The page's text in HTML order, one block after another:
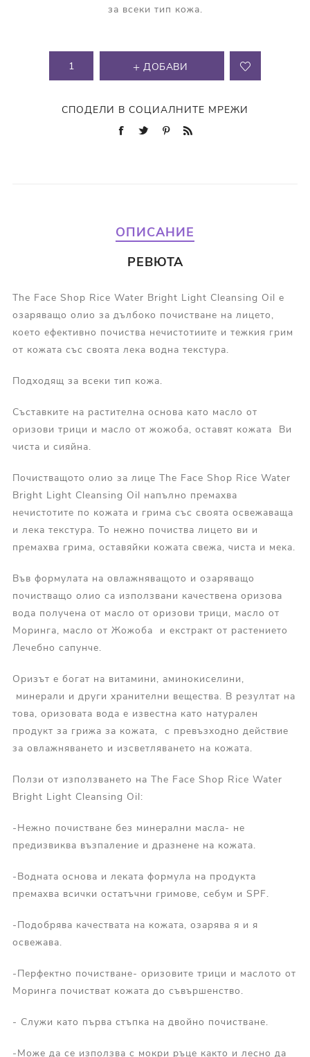
за всеки тип кожа.
ДОБАВИ
СПОДЕЛИ В СОЦИАЛНИТЕ МРЕЖИ
ОПИСАНИЕ
РЕВЮТА
The Face Shop Rice Water Bright Light Cleansing Oil е
озаряващо олио за дълбоко почистване на лицето,
което ефективно почиства нечистотиите и тежкия грим
от кожата със своята лека водна текстура.
Подходящ за всеки тип кожа.
Съставките на растителна основа като масло от
оризови трици и масло от жожоба, оставят кожата Ви
чиста и сияйна.
Почистващото олио за лице The Face Shop Rice Water
Bright Light Cleansing Oil напълно премахва
нечистотите по кожата и грима със своята освежаваща
и лека текстура. То нежно почиства лицето ви и
премахва грима, оставяйки кожата свежа, чиста и мека.
Във формулата на овлажняващото и озаряващо
почистващо олио са използвани качествена оризова
вода получена от масло от оризови трици, масло от
Моринга, масло от Жожоба и екстракт от растението
Лечебно сапунче.
Оризът е богат на витамини, аминокиселини,
минерали и други хранителни вещества. В резултат на
това, оризовата вода е известна като натурален
продукт за грижа за кожата, с превъзходно действие
за овлажняването и изсветляването на кожата.
Ползи от използването на The Face Shop Rice Water
Bright Light Cleansing Oil:
-Нежно почистване без минерални масла- не
предизвиква възпаление и дразнене на кожата.
-Водната основа и леката формула на продукта
премахва всички остатъчни гримове, себум и SPF.
-Подобрява качествата на кожата, озарява я и я
освежава.
-Перфектно почистване- оризовите трици и маслото от
Моринга почистват кожата до съвършенство.
- Служи като първа стъпка на двойно почистване.
-Може да се използва с мокри ръце както и лесно да